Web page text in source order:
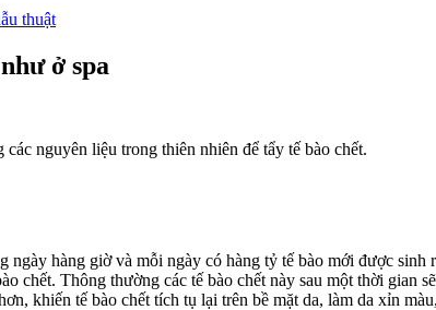
thuật
ở spa
nguyên liệu trong thiên nhiên để tẩy tế bào chết.
ngày hàng giờ và mỗi ngày có hàng tỷ tế bào mới được
chết. Thông thường các tế bào chết này sau một thời
khiến tế bào chết tích tụ lại trên bề mặt da, làm da xỉn